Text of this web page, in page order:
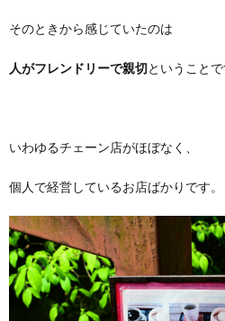
そのときから感じていたのは
人がフレンドリーで親切ということで
いわゆるチェーン店がほぼなく、
個人で経営しているお店ばかりです。